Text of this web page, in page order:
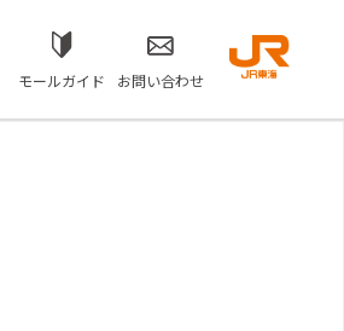
モールガイド お問い合わせ